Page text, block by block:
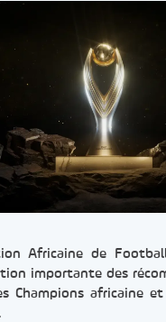
Africaine de
importante des
Champions africaine